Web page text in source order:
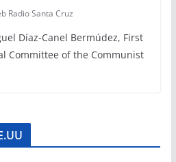
Radio Santa Cruz
Díaz-Canel Bermúdez, First
Committee of the Communist